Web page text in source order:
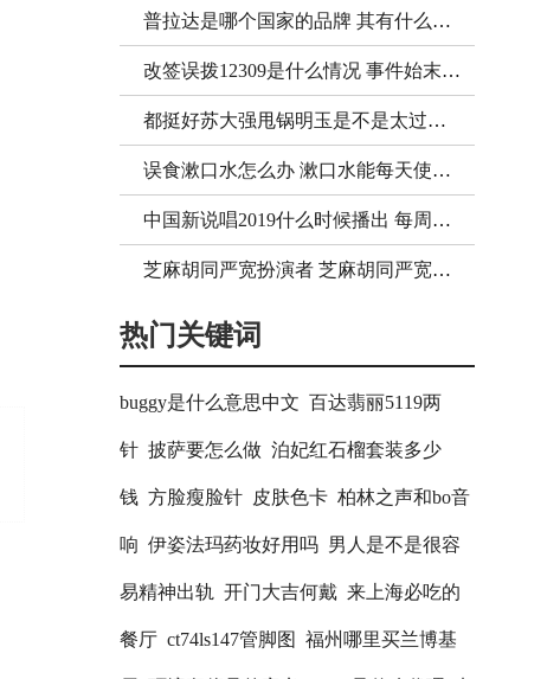
普拉达是哪个国家的品牌 其有什么值得购买
改签误拨12309是什么情况 事件始末遭扒
都挺好苏大强甩锅明玉是不是太过分了
误食漱口水怎么办 漱口水能每天使用吗
中国新说唱2019什么时候播出 每周几几点更新
芝麻胡同严宽扮演者 芝麻胡同严宽的结局是怎样？
热门关键词
buggy是什么意思中文 百达翡丽5119两
针 披萨要怎么做 泊妃红石榴套装多少
钱 方脸瘦脸针 皮肤色卡 柏林之声和bo音
响 伊姿法玛药妆好用吗 男人是不是很容
易精神出轨 开门大吉何戴 来上海必吃的
餐厅 ct74ls147管脚图 福州哪里买兰博基